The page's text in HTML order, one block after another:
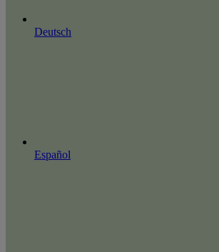
Deutsch
Español